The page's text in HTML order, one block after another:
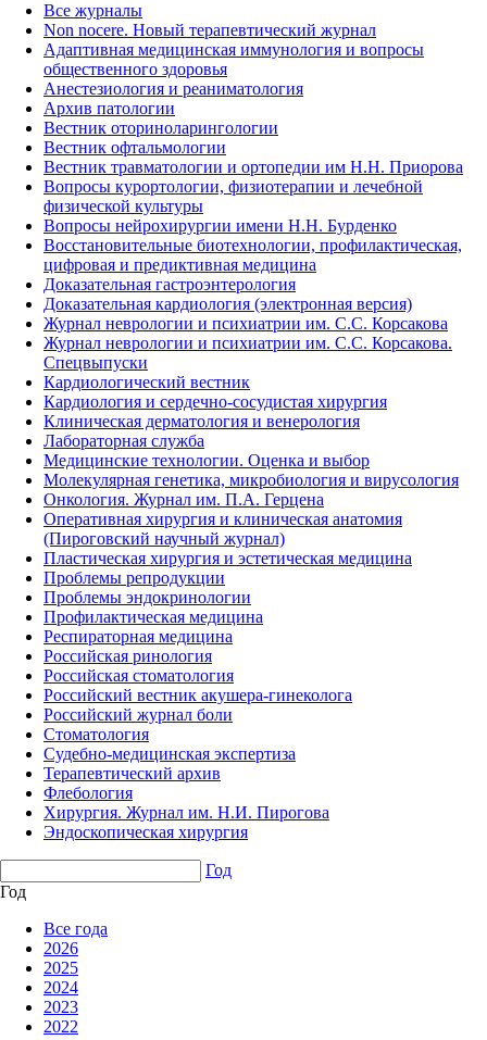
Все журналы
Non nocere. Новый терапевтический журнал
Адаптивная медицинская иммунология и вопросы
общественного здоровья
Анестезиология и реаниматология
Архив патологии
Вестник оториноларингологии
Вестник офтальмологии
Вестник травматологии и ортопедии им Н.Н. Приорова
Вопросы курортологии, физиотерапии и лечебной
физической культуры
Вопросы нейрохирургии имени Н.Н. Бурденко
Восстановительные биотехнологии, профилактическая,
цифровая и предиктивная медицина
Доказательная гастроэнтерология
Доказательная кардиология (электронная версия)
Журнал неврологии и психиатрии им. С.С. Корсакова
Журнал неврологии и психиатрии им. С.С. Корсакова.
Спецвыпуски
Кардиологический вестник
Кардиология и сердечно-сосудистая хирургия
Клиническая дерматология и венерология
Лабораторная служба
Медицинские технологии. Оценка и выбор
Молекулярная генетика, микробиология и вирусология
Онкология. Журнал им. П.А. Герцена
Оперативная хирургия и клиническая анатомия
(Пироговский научный журнал)
Пластическая хирургия и эстетическая медицина
Проблемы репродукции
Проблемы эндокринологии
Профилактическая медицина
Респираторная медицина
Российская ринология
Российская стоматология
Российский вестник акушера-гинеколога
Российский журнал боли
Стоматология
Судебно-медицинская экспертиза
Терапевтический архив
Флебология
Хирургия. Журнал им. Н.И. Пирогова
Эндоскопическая хирургия
Год
Год
Все года
2026
2025
2024
2023
2022